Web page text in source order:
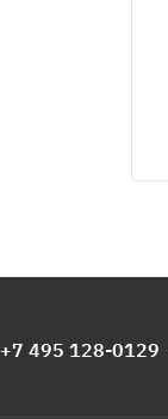
+7 495 128-0129